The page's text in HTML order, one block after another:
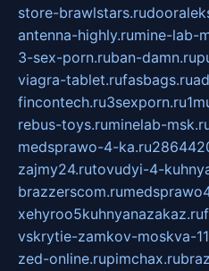
store-brawlstars.ru
antenna-highly.rumine-lab-
3-sex-porn.ruban-damn.ru
viagra-tablet.rufasbags.ru
fincontech.ru3sexporn.ru
rebus-toys.ruminelab-
medsprawo-4-ka.ru
zajmy24.rutovudyi-4-
brazzerscom.ru
xehyroo5kuhnyanazakaz.ru
vskrytie-zamkov-moskva-
zed-online.rupimchax.ru